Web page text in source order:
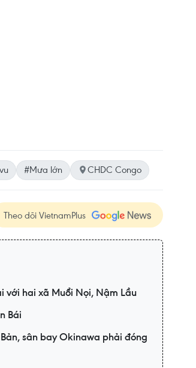
#Mưa lớn CHDC Congo
Theo dõi VietnamPlus
với hai xã Muổi Nọi, Nậm Lầu
Bái
sân bay Okinawa phải đóng